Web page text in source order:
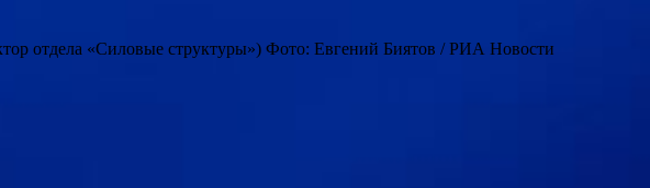
отдела «Силовые структуры») Фото: Евгений Биятов / РИА Новости